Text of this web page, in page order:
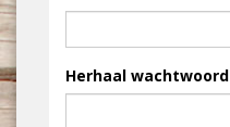
Herhaal wachtwoord